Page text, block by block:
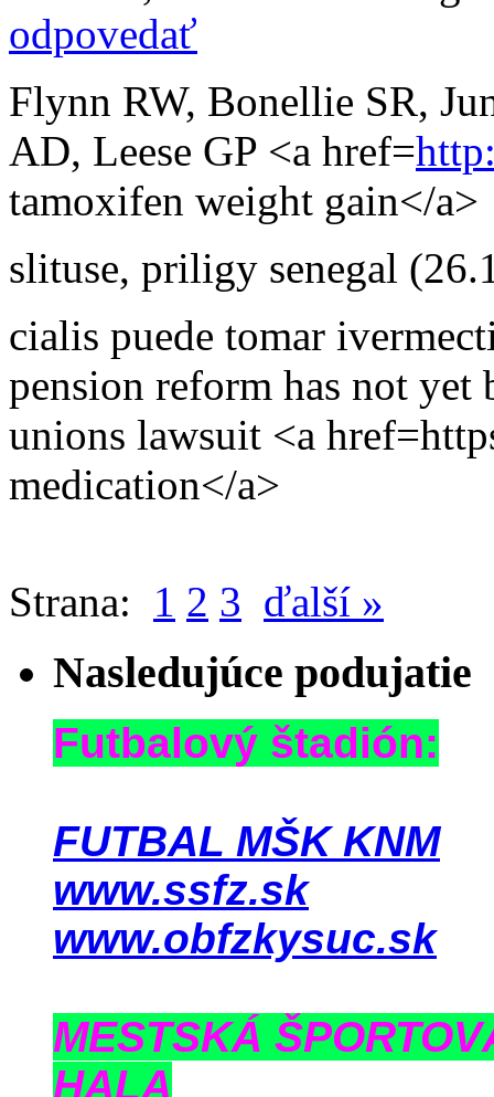
odpovedať
Flynn RW, Bonellie SR,
AD, Leese GP <a href=
tamoxifen weight gain</a>
slituse, priligy senegal
cialis puede tomar
pension reform has not yet
unions lawsuit <a
medication</a>
Strana: 1 2 3 ďalší »
Nasledujúce podujatie
Futbalový štadión:
FUTBAL MŠK KNM
www.ssfz.sk
www.obfzkysuc.sk
MESTSKÁ
HALA